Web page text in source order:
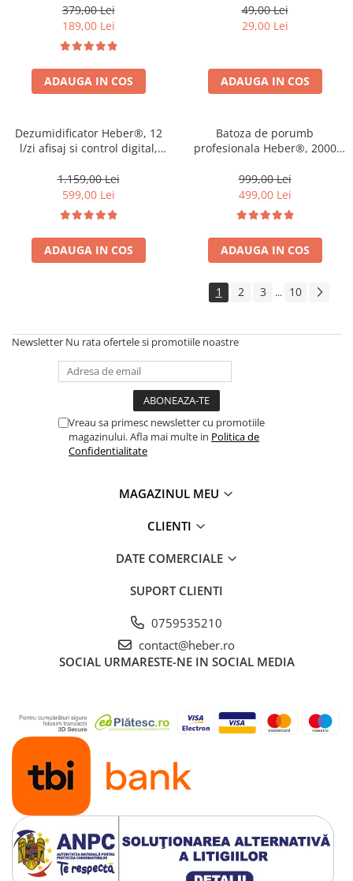
5 duze de stropire incluse
incluse
379,00 Lei
189,00 Lei
ADAUGA IN COS
49,00 Lei
29,00 Lei
ADAUGA IN COS
Dezumidificator Heber®, 12
l/zi afisaj si control digital,
functie uscare haine,
temporizator 24 de ore, WiFi,
Smart Life
1.159,00 Lei
599,00 Lei
ADAUGA IN COS
Batoza de porumb
profesionala Heber®, 2000
100%cupru
999,00 Lei
499,00 Lei
ADAUGA IN COS
1 2 3 ... 10
Newsletter Nu rata ofertele si promotiile noastre
Vreau sa primesc newsletter cu promotiile
magazinului. Afla mai multe in Politica de
Confidentialitate
MAGAZINUL MEU
CLIENTI
DATE COMERCIALE
SUPORT CLIENTI
0759535210
contact@heber.ro
SOCIAL URMARESTE-NE IN SOCIAL MEDIA